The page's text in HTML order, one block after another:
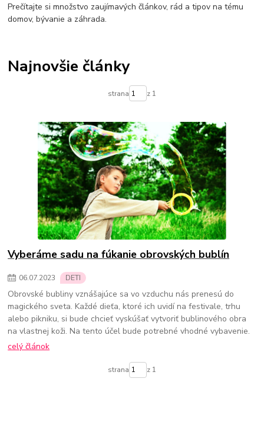
Prečítajte si množstvo zaujímavých článkov, rád a tipov na tému
domov, bývanie a záhrada.
Najnovšie články
strana z 1
Vyberáme sadu na fúkanie obrovských bublín
06.07.2023 DETI
Obrovské bubliny vznášajúce sa vo vzduchu nás prenesú do
magického sveta. Každé dieťa, ktoré ich uvidí na festivale, trhu
alebo pikniku, si bude chcieť vyskúšať vytvoriť bublinového obra
na vlastnej koži. Na tento účel bude potrebné vhodné vybavenie.
celý článok
strana z 1